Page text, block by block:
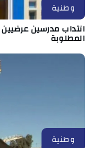
وطنية
انتداب مدرسين
المطلوبة
وطنية